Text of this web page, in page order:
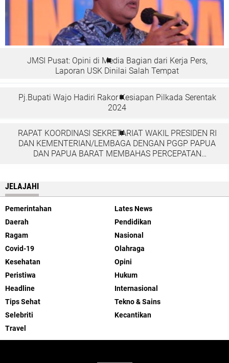
JMSI Pusat: Opini di Media Bagian dari Kerja Pers,
Laporan USK Dinilai Salah Tempat
Pj.Bupati Wajo Hadiri Rakor Kesiapan Pilkada Serentak
2024
RAPAT KOORDINASI SEKRETARIAT WAKIL PRESIDEN RI
DAN KEMENTERIAN/LEMBAGA DENGAN PGGP PAPUA
DAN PAPUA BARAT MEMBAHAS PERCEPATAN
JELAJAHI
Pemerintahan
Lates News
Daerah
Pendidikan
Ragam
Nasional
Covid-19
Olahraga
Kesehatan
Opini
Peristiwa
Hukum
Headline
Internasional
Tips Sehat
Tekno & Sains
Selebriti
Kecantikan
Travel